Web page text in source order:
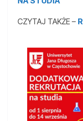
CZYTAJ TAKŻE –